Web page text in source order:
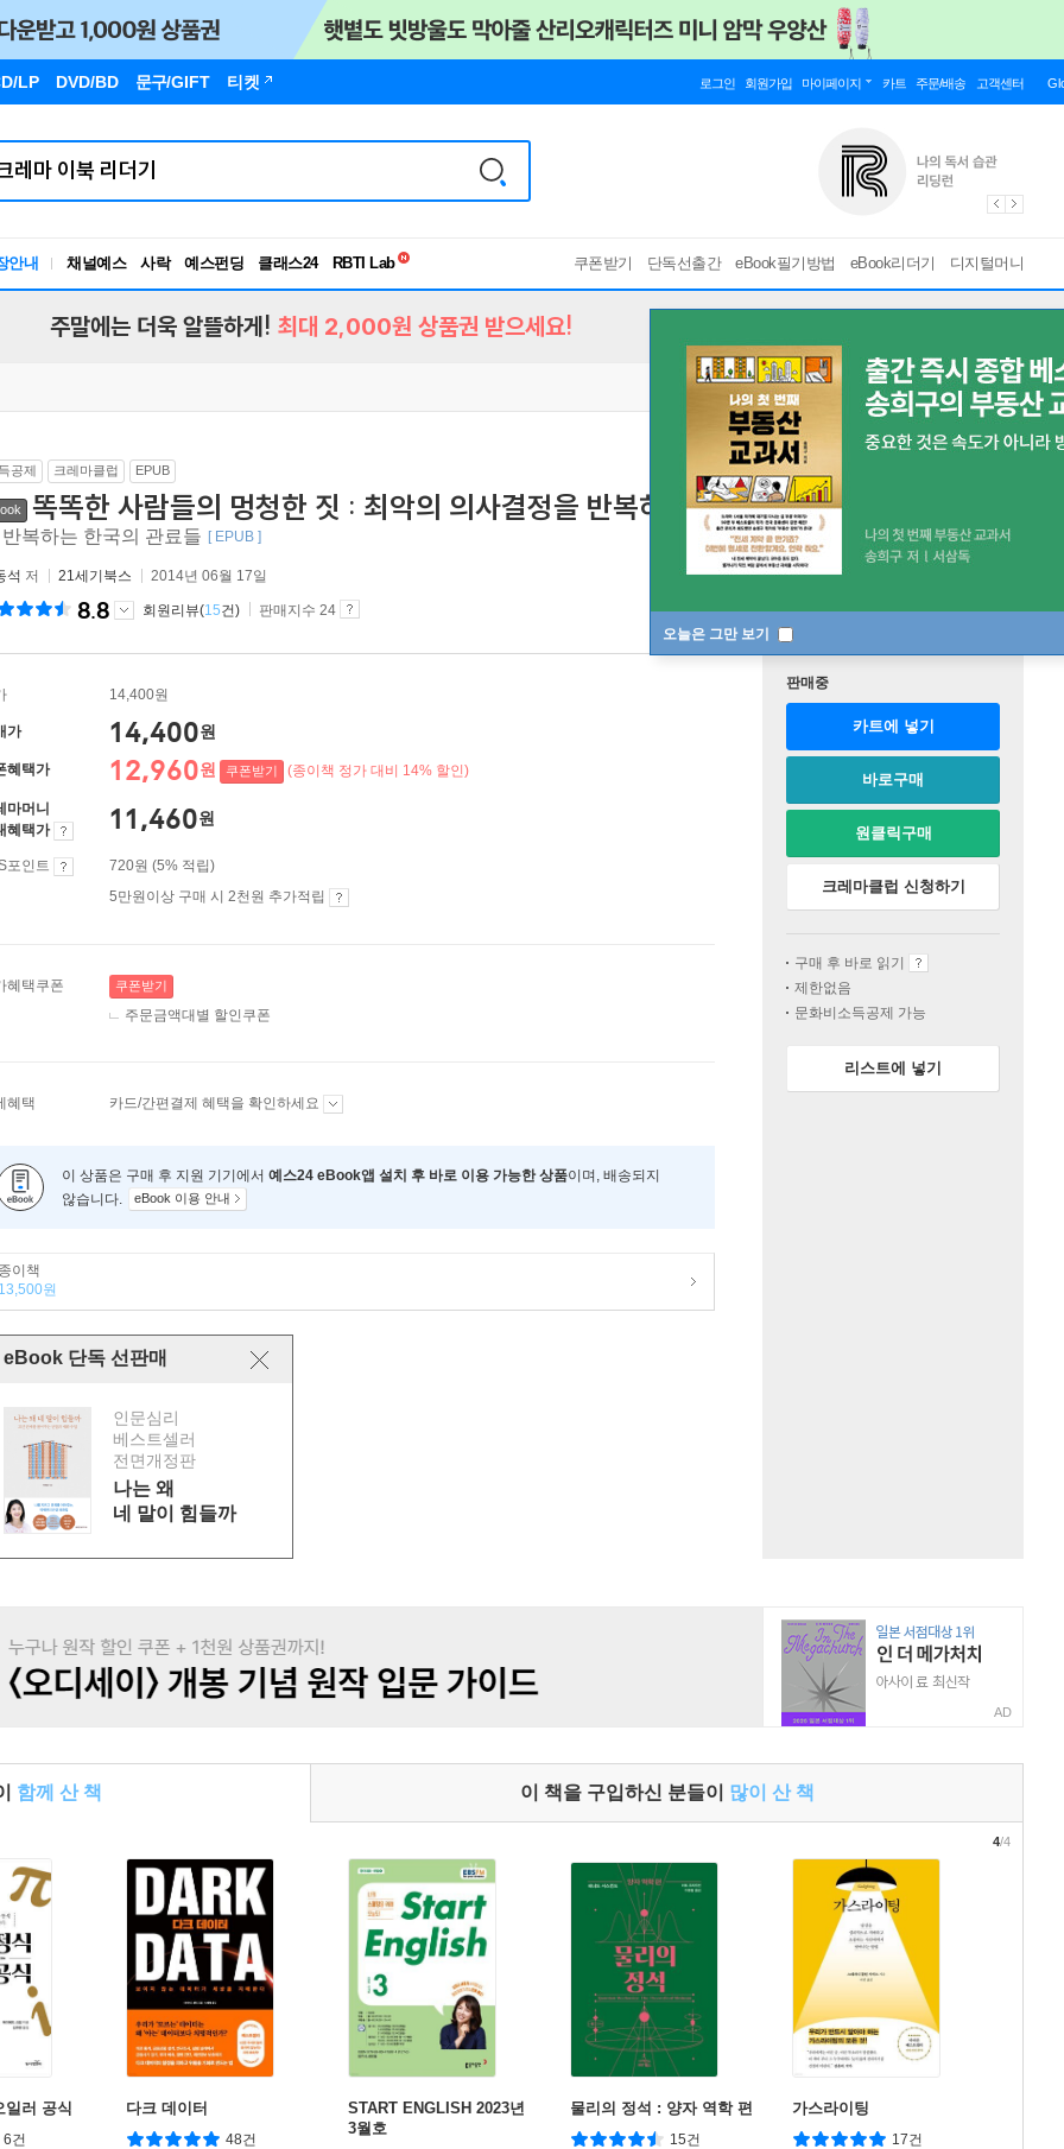
LP DVD/BD 문구/GIFT 티켓 로그인 회원가입 마이페이지 카트 주문/배송 고객센터
안내 채널예스 사락 예스펀딩 클래스24
독서유형검사
쿠폰받기 단독선출간 eBook필기방법 eBook리더기 디지털머니
오늘은 그만 보기
주말에는 더욱 알뜰하게! 최대 2,000원 상품권 받으세요!
공제 크레마클럽 EPUB
똑똑한 사람들의 멍청한 짓 : 최악의 의사결정을 반복하는 한국의 관료들
복하는 한국의 관료들 [ EPUB ]
석 저 21세기북스 2014년 06월 17일
8.8 회원리뷰(15건) 판매지수 24
14,400원
가 14,400원
혜택가 12,960원 쿠폰받기 (종이책 정가 대비 14% 할인)
마머니
혜택가
11,460원
포인트
720원 (5% 적립)
5만원이상 구매 시 2천원 추가적립
혜택쿠폰 쿠폰받기
주문금액대별 할인쿠폰
혜택 카드/간편결제 혜택을 확인하세요
이 상품은 구매 후 지원 기기에서 예스24 eBook앱 설치 후 바로 이용 가능한 상품이며, 배송되지
않습니다.
eBook 이용 안내
이책
원
eBook 단독 선판매
인문심리
베스트셀러
전면개정판
나는 왜
네 말이 힘들까
판매중
카트에 넣기
바로구매
원클릭구매
크레마클럽 신청하기
구매 후 바로 읽기
제한없음
문화비소득공제 가능
리스트에 넣기
AD
함께 산 책 이 책을 구입하신 분들이 많이 산 책
일러 공식
6건
다크 데이터
48건
START ENGLISH 2023년
3월호
물리의 정석 : 양자 역학 편
15건
가스라이팅
17건
4/4